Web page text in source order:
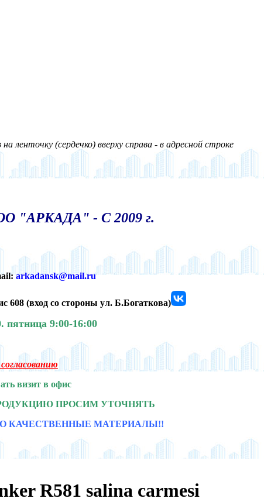
ленточку (сердечко) вверху справа - в адресной строке
"АРКАДА" - С 2009 г.
arkadansk@mail.ru
608 (вход со стороны ул. Б.Богаткова)
пятница 9:00-16:00
визит в офис
ПРОСИМ УТОЧНЯТЬ
КАЧЕСТВЕННЫЕ МАТЕРИАЛЫ!!
R581 salina carmesi